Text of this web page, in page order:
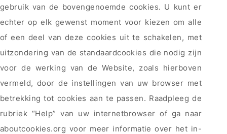
gebruik van de bovengenoemde cookies. U kunt er
echter op elk gewenst moment voor kiezen om alle
of een deel van deze cookies uit te schakelen, met
uitzondering van de standaardcookies die nodig zijn
voor de werking van de Website, zoals hierboven
vermeld, door de instellingen van uw browser met
betrekking tot cookies aan te passen. Raadpleeg de
rubriek “Help” van uw internetbrowser of ga naar
aboutcookies.org voor meer informatie over het in-